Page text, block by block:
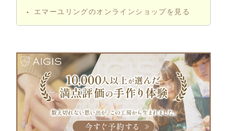
エマーユリングのオンラインショップを見る